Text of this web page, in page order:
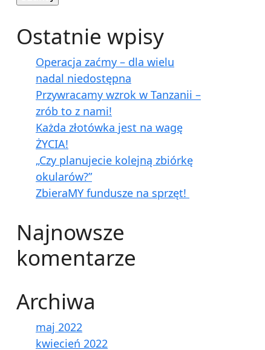
Ostatnie wpisy
Operacja zaćmy – dla wielu
nadal niedostępna
Przywracamy wzrok w Tanzanii –
zrób to z nami!
Każda złotówka jest na wagę
ŻYCIA!
„Czy planujecie kolejną zbiórkę
okularów?”
ZbieraMY fundusze na sprzęt!
Najnowsze
komentarze
Archiwa
maj 2022
kwiecień 2022